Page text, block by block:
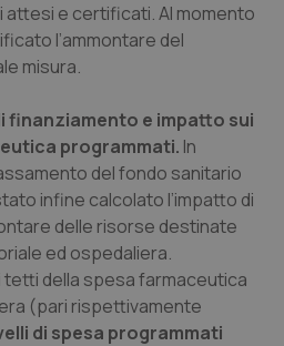
attesi e certificati. Al momento
l’ammontare del
misura.
finanziamento e impatto sui
programmati. In
del fondo sanitario
infine calcolato l’impatto di
delle risorse destinate
ed ospedaliera.
tetti della spesa farmaceutica
(pari rispettivamente
di spesa programmati
Google LLC
.quotidianosanita.it
1